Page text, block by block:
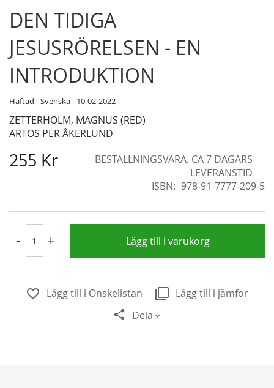
DEN TIDIGA
JESUSRÖRELSEN - EN
INTRODUKTION
Häftad Svenska 10-02-2022
ZETTERHOLM, MAGNUS (RED)
ARTOS PER ÅKERLUND
255 Kr
BESTÄLLNINGSVARA. CA 7 DAGARS
LEVERANSTID
ISBN
978-91-7777-209-5
- + Lägg till i varukorg
Lägg till i Önskelistan
Lägg till i jämför
Dela
Skip
to
the
beginning
of
the
gallery